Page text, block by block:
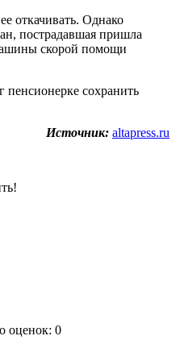
откачивать. Однако
пострадавшая пришла
скорой помощи
пенсионерке сохранить
Источник: altapress.ru
оценок: 0